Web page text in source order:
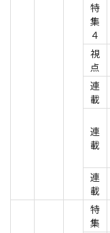
特
集
４
視
点
連
載
連
載
連
載
特
集